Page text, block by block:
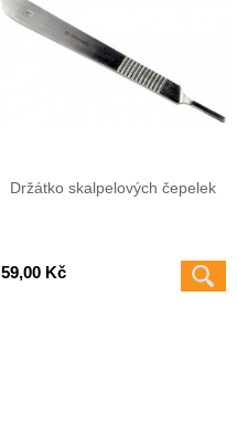
Držátko skalpelových čepelek
59,00 Kč